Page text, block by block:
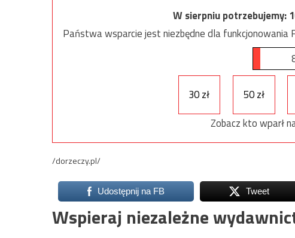
W sierpniu potrzebujemy:
Państwa wsparcie jest niezbędne dla funkcjonowania
30 zł 50 zł
Zobacz kto wparł
/dorzeczy.pl/
Udostępnij na FB Tweet
Wspieraj niezależne